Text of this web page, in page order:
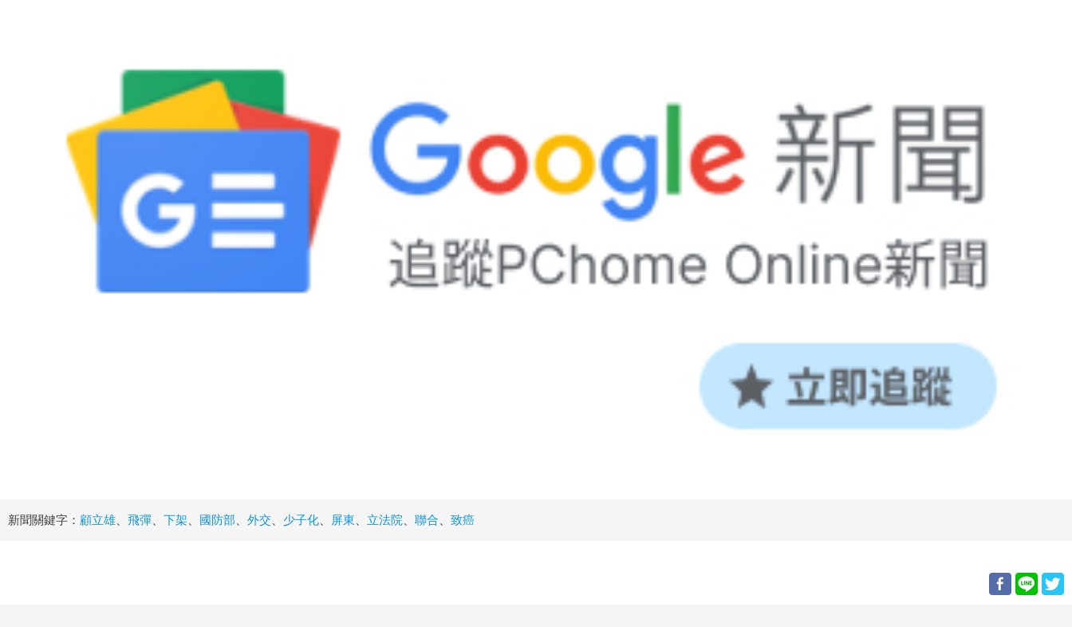
新聞關鍵字： 顧立雄、 飛彈、 下架、 國防部、 外交、 少子化、 屏東、 立法院、 聯合、 致癌